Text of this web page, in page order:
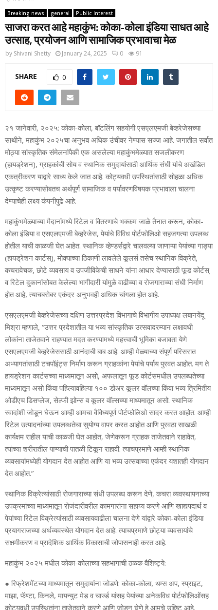
Breaking news general Public Interest
साजरा करत आहे महाकुंभ: कोका-कोला इंडिया साधत आहे
उत्साह, प्रयोजन आणि सामाजिक प्रभावाचा मेळ
by Shivani Shetty January 24, 2025 0 91
SHARE 0
२१ जानेवारी, २०२५: कोका-कोला, बॉटलिंग सहयोगी एसएलएमजी बेव्हरेजेसच्या
साथीने, महाकुंभ २०२५चा अनुभव अधिक उंचीवर नेण्यास सज्ज आहे. जगातील सर्वात
मोठ्या सांस्कृतिक संमेलनांपैकी एक असलेल्या महाकुंभमेळ्यात सजलीकरण
(हायड्रेशन), ग्राहकांची सोय व स्थानिक समुदायांसाठी आर्थिक संधी यांचे अखंडित
एकत्रीकरण याद्वारे साध्य केले जात आहे. कोट्यवधी उपस्थितांसाठी सोहळा अधिक
उत्कृष्ट करण्यासोबतच अर्थपूर्ण सामाजिक व पर्यावरणविषयक प्रभावाला चालना
देण्याचेही लक्ष्य कंपनीपुढे आहे.
महाकुंभमेळ्याच्या मैदानांमध्ये रिटेल व वितरणाचे भक्‍कम जाळे तैनात करून, कोका-
कोला इंडिया व एसएलएमजी बेव्हरेजेस, पेयांचे विविध पोर्टफोलिओ सहजगत्या उपलब्ध
होतील याची काळजी घेत आहेत. स्थानिक व्हेण्डर्सद्वारे चालवल्या जाणाऱ्या पेयांच्या गाड्या
(हायड्रेशन कार्टस्), मोक्याच्या ठिकाणी लावलेले कूलर्स तसेच स्थानिक विक्रेते,
कचरावेचक, छोटे व्यवसाय व उपजीविकेची साधने यांना आधार देण्यासाठी फूड कोर्टस्
व रिटेल दुकानांसोबत केलेल्या भागीदारी यांमुळे वाढीच्या व रोजगाराच्या संधी निर्माण
होत आहे, त्याचबरोबर एकंदर अनुभवही अधिक चांगला होत आहे.
एसएलएमजी बेव्हरेजेसच्या दक्षिण उत्तरप्रदेश विभागाचे विभागीय उपाध्यक्ष लबानयेंदू
मिश्रा म्हणाले, “उत्तर प्रदेशातील या भव्य सांस्कृतिक उत्सवादरम्यान लक्षावधी
लोकांना ताजेतवाने राहण्यात मदत करण्यामध्ये महत्त्वाची भूमिका बजावता येणे
एसएलएमजी बेव्हरेजेससाठी आनंदाची बाब आहे. आम्ही मेळ्याच्या संपूर्ण परिसरात
अभ्यागतांसाठी टचपॉइंट्स निर्माण करून ग्राहकांना पेयांचे पर्याय पुरवत आहोत. मग ते
हायड्रेशन कार्टसच्या माध्यमातून असो, अफलातून फूड कोर्टसमधील उपलब्धतेच्या
माध्यमातून असो किंवा पहिल्यावहिल्या १०० डोअर कूलर वॉलच्या किंवा भव्य त्रिमितीय
ओडीएच डिसप्लेज, सेल्फी झोन्स व कूलर वॉल्सच्या माध्यमातून असो. स्थानिक
स्वादांशी जोडून घेऊन आम्ही आमचा वैविध्यपूर्ण पोर्टफोलिओ सादर करत आहोत. आम्ही
रिटेल उत्पादनांच्या उपलब्धतेचा सुयोग्य वापर करत आहोत आणि पुरवठा साखळी
कार्यक्षम राहील याची काळजी घेत आहोत, जेणेकरून ग्राहक ताजेतवाने राहावेत,
त्यांच्या शरीरातील पाण्याची पातळी टिकून राहावी. त्याचप्रमाणे आम्ही स्थानिक
व्यवसायांमध्येही योगदान देत आहोत आणि या भव्य उत्सवाच्या एकंदर यशातही योगदान
देत आहोत.”
स्थानिक विक्रेत्यांसाठी रोजगाराच्या संधी उपलब्ध करून देणे, कचरा व्यवस्थापनाच्या
उपक्रमांच्या माध्यमातून रोजंदारीवरील कामगारांना सहाय्य करणे आणि खाद्यपदार्थ व
पेयांच्या रिटेल विक्रेत्यांसाठी व्यवसायवाढीला चालना देणे यांद्वारे कोका-कोला इंडिया
प्रयागराजच्या अर्थव्यवस्थेत योगदान देत आहे. त्याचप्रमाणे छोट्या व्यवसायांचे
सक्षमीकरण व प्रादेशिक आर्थिक विकासाची जोपासनाही करत आहे.
महाकुंभ २०२५ मधील कोका-कोलाच्या सहभागाची ठळक वैशिष्ट्ये:
● रिफ्रेशमेंटच्या माध्यमातून समुदायांना जोडणे: कोका-कोला, थम्स अप, स्प्राइट,
माझा, फॅण्टा, किनले, मायन्युट मेड व चार्ज्ड यांसह पेयांच्या अनेकविध पोर्टफोलिओंसह
कोट्यवधी उपस्थितांना ताजेतवाने करणे आणि जोडून घेणे हे आमचे उद्दिष्ट आहे.